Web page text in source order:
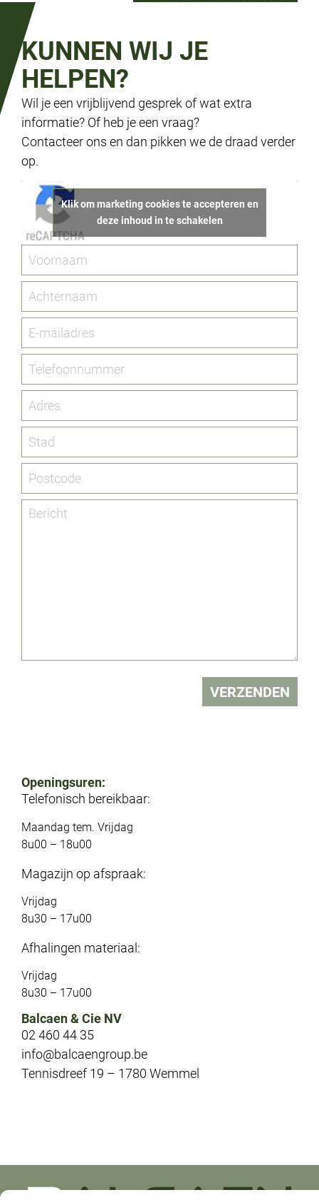
KUNNEN WIJ JE
HELPEN?
Wil je een vrijblijvend gesprek of wat extra
informatie? Of heb je een vraag?
Contacteer ons en dan pikken we de draad verder
op.
Klik om marketing cookies te accepteren en
deze inhoud in te schakelen
VERZENDEN
Openingsuren:
Telefonisch bereikbaar:
Maandag tem. Vrijdag
8u00 – 18u00
Magazijn op afspraak:
Vrijdag
8u30 – 17u00
Afhalingen materiaal:
Vrijdag
8u30 – 17u00
Balcaen & Cie NV
02 460 44 35
info@balcaengroup.be
Tennisdreef 19 – 1780 Wemmel